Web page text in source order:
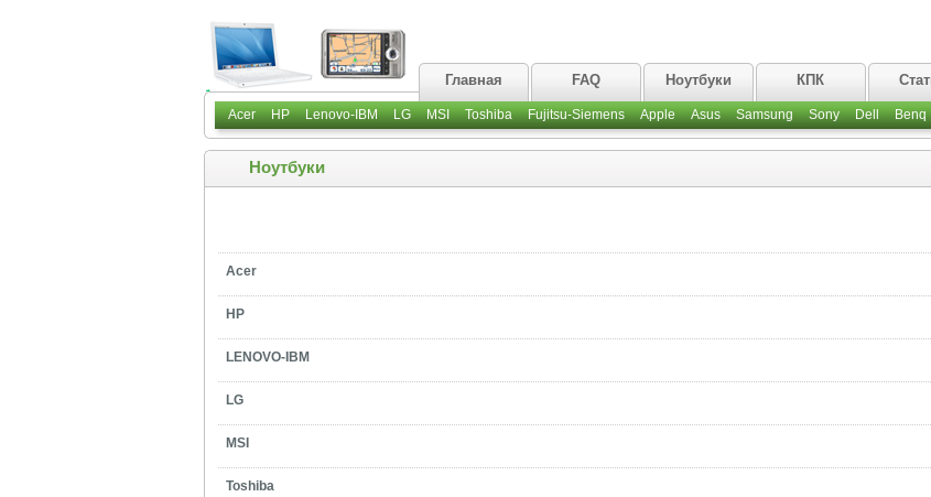
Главная FAQ Ноутбуки КПК
Acer HP Lenovo-IBM LG MSI Toshiba Fujitsu-Siemens Apple Asus Samsung Sony Dell Benq
Ноутбуки
Acer
HP
LENOVO-IBM
LG
MSI
Toshiba